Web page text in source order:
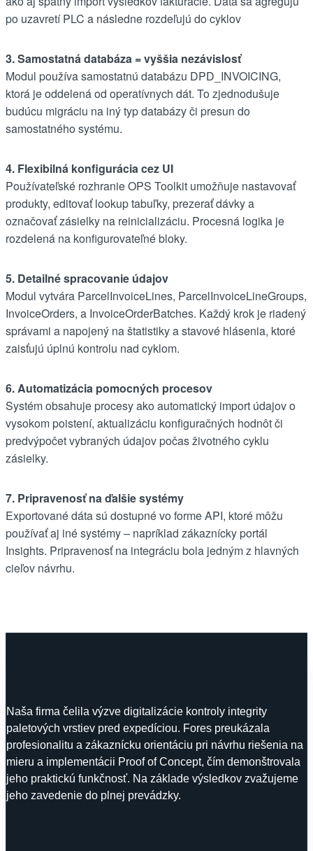
po uzavretí PLC a následne rozdeľujú do cyklov
3. Samostatná databáza = vyššia nezávislosť
Modul používa samostatnú databázu DPD_INVOICING,
ktorá je oddelená od operatívnych dát. To zjednodušuje
budúcu migráciu na iný typ databázy či presun do
samostatného systému.
4. Flexibilná konfigurácia cez UI
Používateľské rozhranie OPS Toolkit umožňuje nastavovať
produkty, editovať lookup tabuľky, prezerať dávky a
označovať zásielky na reinicializáciu. Procesná logika je
rozdelená na konfigurovateľné bloky.
5. Detailné spracovanie údajov
Modul vytvára ParcelInvoiceLines, ParcelInvoiceLineGroups,
InvoiceOrders, a InvoiceOrderBatches. Každý krok je riadený
správami a napojený na štatistiky a stavové hlásenia, ktoré
zaisťujú úplnú kontrolu nad cyklom.
6. Automatizácia pomocných procesov
Systém obsahuje procesy ako automatický import údajov o
vysokom poistení, aktualizáciu konfiguračných hodnôt či
predvýpočet vybraných údajov počas životného cyklu
zásielky.
7. Pripravenosť na ďalšie systémy
Exportované dáta sú dostupné vo forme API, ktoré môžu
používať aj iné systémy – napríklad zákaznícky portál
Insights. Pripravenosť na integráciu bola jedným z hlavných
cieľov návrhu.
Naša firma čelila výzve digitalizácie kontroly integrity
paletových vrstiev pred expedíciou. Fores preukázala
profesionalitu a zákaznícku orientáciu pri návrhu riešenia na
mieru a implementácii Proof of Concept, čím demonštrovala
jeho praktickú funkčnosť. Na základe výsledkov zvažujeme
jeho zavedenie do plnej prevádzky.